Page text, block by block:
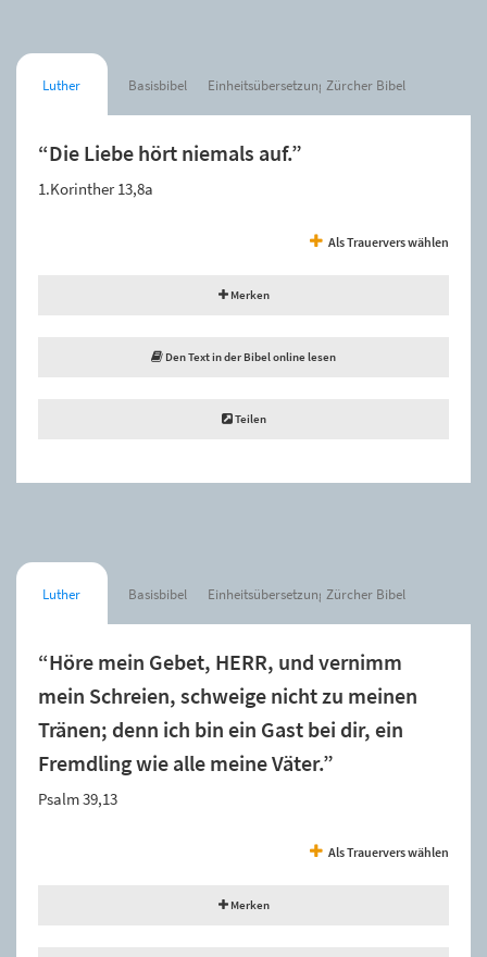
Luther Basisbibel Einheitsübersetzung Zürcher Bibel
“Die Liebe hört niemals auf.”
1.Korinther 13,8a
Als Trauervers wählen
Merken
Den Text in der Bibel online lesen
Teilen
Luther Basisbibel Einheitsübersetzung Zürcher Bibel
“Höre mein Gebet, HERR, und vernimm
mein Schreien, schweige nicht zu meinen
Tränen; denn ich bin ein Gast bei dir, ein
Fremdling wie alle meine Väter.”
Psalm 39,13
Als Trauervers wählen
Merken